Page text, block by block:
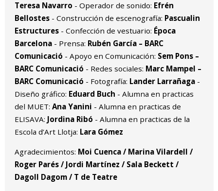
Teresa Navarro - Operador de sonido: Efrén
Bellostes- Construcción de escenografía: Pascualin
Estructures- Confección de vestuario: Época
Barcelona - Prensa: Rubén García – BARC
Comunicació - Apoyo en Comunicación: Sem Pons –
BARC Comunicació - Redes sociales: Marc Mampel –
BARC Comunicació - Fotografía: Lander Larrañaga-
Diseño gráfico: Eduard Buch - Alumna en practicas
del MUET: Ana Yanini - Alumna en practicas de
ELISAVA: Jordina Ribó - Alumna en practicas de la
Escola d’Art Llotja: Lara Gómez
Agradecimientos: Moi Cuenca / Marina Vilardell /
Roger Parés / Jordi Martínez / Sala Beckett /
Dagoll Dagom / T de Teatre